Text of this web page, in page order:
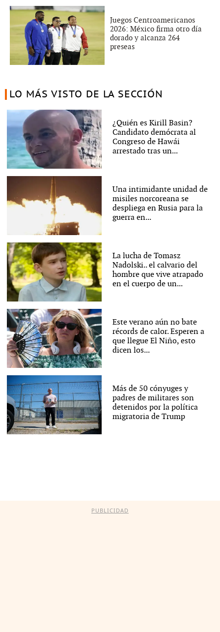
Juegos Centroamericanos
2026: México firma otro día
dorado y alcanza 264
preseas
LO MÁS VISTO DE LA SECCIÓN
¿Quién es Kirill Basin?
Candidato demócrata al
Congreso de Hawái
arrestado tras un...
Una intimidante unidad de
misiles norcoreana se
despliega en Rusia para la
guerra en...
La lucha de Tomasz
Nadolski.. el calvario del
hombre que vive atrapado
en el cuerpo de un...
Este verano aún no bate
récords de calor. Esperen a
que llegue El Niño, esto
dicen los...
Más de 50 cónyuges y
padres de militares son
detenidos por la política
migratoria de Trump
PUBLICIDAD